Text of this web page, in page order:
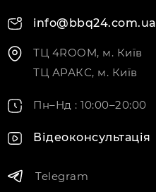
info@bbq24.com.ua
ТЦ 4ROOM, м. Київ
ТЦ АРАКС, м. Київ
Пн–Нд : 10:00–20:00
Відеоконсультація
Telegram